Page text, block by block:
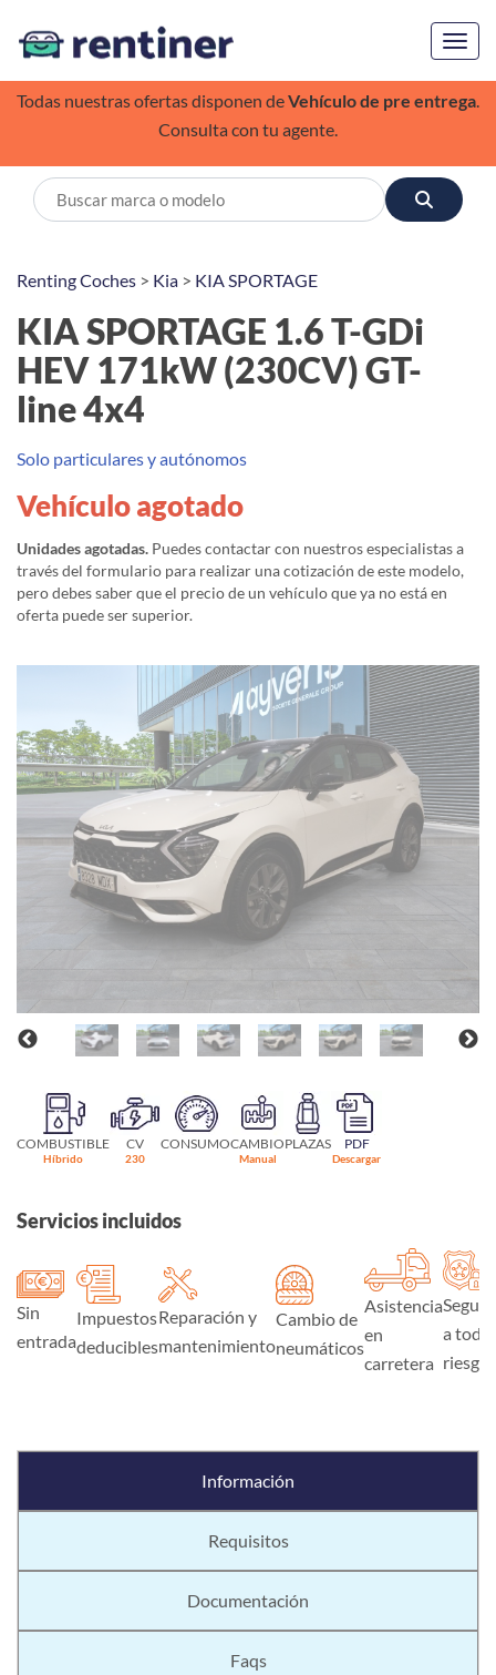
Todas nuestras ofertas disponen deVehículo de pre entrega.
Consulta con tu agente.
Renting Coches > Kia > KIA SPORTAGE
KIA SPORTAGE 1.6 T-GDi
HEV 171kW (230CV) GT-
line 4x4
Solo particulares y autónomos
Vehículo agotado
Unidades agotadas. Puedes contactar con nuestros especialistas a
través del formulario para realizar una cotización de este modelo,
pero debes saber que el precio de un vehículo que ya no está en
oferta puede ser superior.
COMBUSTIBLE
Híbrido
CV
230
CONSUMOCAMBIO
Manual
PLAZAS PDF
Descargar
Servicios incluidos
Sin
entrada
Impuestos
deducibles
Reparación y
mantenimiento
Cambio de
neumáticos
Asistencia
en
carretera
Seguro
a todo
riesgo
Información
Requisitos
Documentación
Faqs